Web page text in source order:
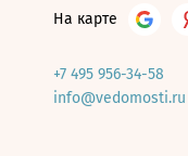
На карте
+7 495 956-34-58
info@vedomosti.ru